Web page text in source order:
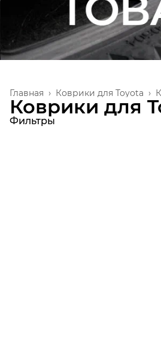
Коврики для Toyota ›
Главная ›
Коврики для
Фильтры